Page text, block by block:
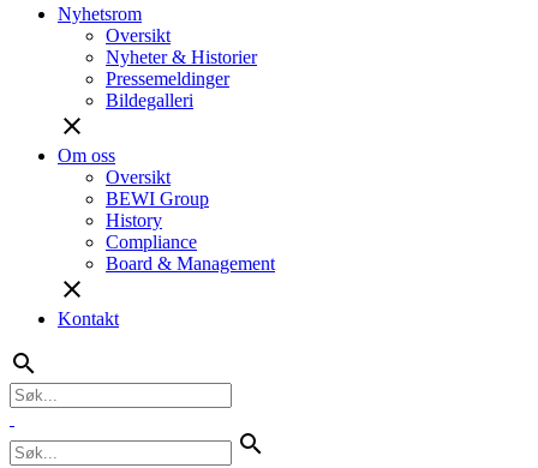
Nyhetsrom
Oversikt
Nyheter & Historier
Pressemeldinger
Bildegalleri
close
Om oss
Oversikt
BEWI Group
History
Compliance
Board & Management
close
Kontakt
search
search